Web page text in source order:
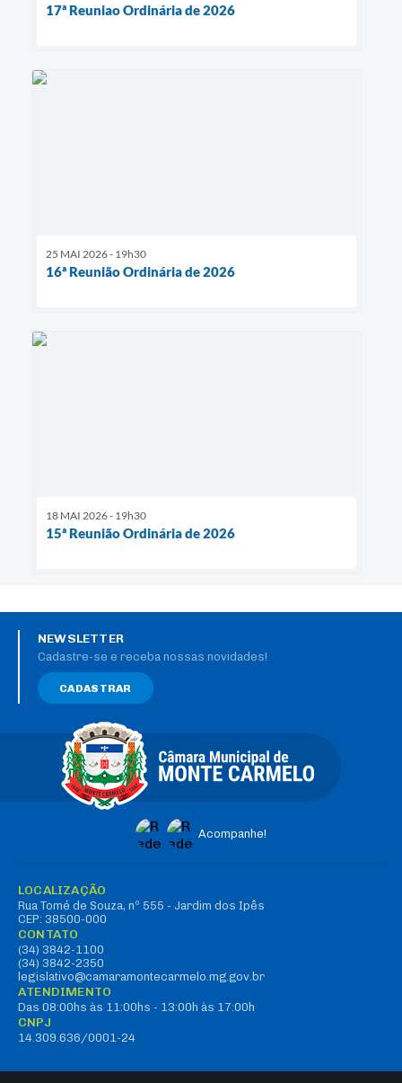
17ª Reuniao Ordinária de 2026
25 MAI 2026 - 19h30
16ª Reunião Ordinária de 2026
18 MAI 2026 - 19h30
15ª Reunião Ordinária de 2026
Acompanhe!
NEWSLETTER
Cadastre-se e receba nossas novidades!
CADASTRAR
LOCALIZAÇÃO
Rua Tomé de Souza, nº 555 - Jardim dos Ipês
CEP: 38500-000
CONTATO
(34) 3842-1100
(34) 3842-2350
legislativo@camaramontecarmelo.mg.gov.br
ATENDIMENTO
Das 08:00hs às 11:00hs - 13:00h às 17:00h
CNPJ
14.309.636/0001-24